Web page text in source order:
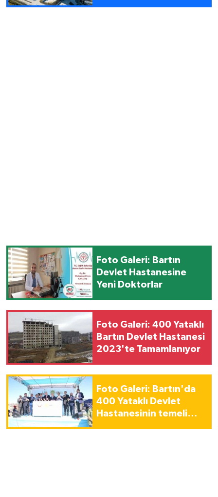
Foto Galeri: Bartın
Devlet Hastanesine
Yeni Doktorlar
Foto Galeri: 400 Yataklı
Bartın Devlet Hastanesi
2023'te Tamamlanıyor
Foto Galeri: Bartın'da
400 Yataklı Devlet
Hastanesinin temeli